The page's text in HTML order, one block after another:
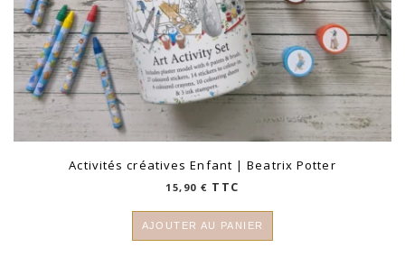
Activités créatives Enfant | Beatrix Potter
15,90€ TTC
AJOUTER AU PANIER